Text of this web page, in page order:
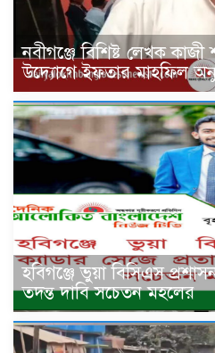
নবীগঞ্জে বিশিষ্ট লেখক
উদ্যোগে ইফতার মাহফিল
হবিগঞ্জে ভুয়া বিসিএস
তদন্ত দাবি সচেতন মহলের